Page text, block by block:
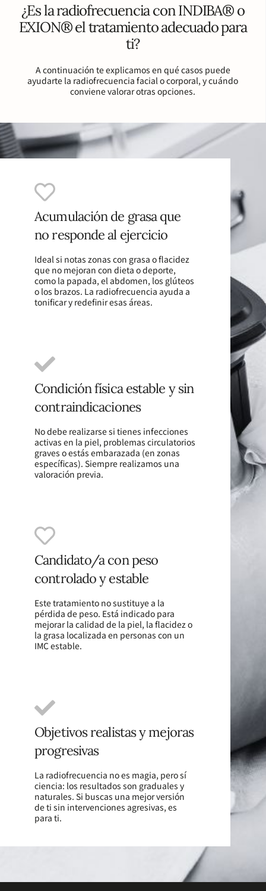
¿Es la radiofrecuencia con INDIBA® o
EXION® el tratamiento adecuado para
ti?
A continuación te explicamos en qué casos puede
ayudarte la radiofrecuencia facial o corporal, y cuándo
conviene valorar otras opciones.
Acumulación de grasa que
no responde al ejercicio
Ideal si notas zonas con grasa o flacidez
que no mejoran con dieta o deporte,
como la papada, el abdomen, los glúteos
o los brazos. La radiofrecuencia ayuda a
tonificar y redefinir esas áreas.
Condición física estable y sin
contraindicaciones
No debe realizarse si tienes infecciones
activas en la piel, problemas circulatorios
graves o estás embarazada (en zonas
específicas). Siempre realizamos una
valoración previa.
Candidato/a con peso
controlado y estable
Este tratamiento no sustituye a la
pérdida de peso. Está indicado para
mejorar la calidad de la piel, la flacidez o
la grasa localizada en personas con un
IMC estable.
Objetivos realistas y mejoras
progresivas
La radiofrecuencia no es magia, pero sí
ciencia: los resultados son graduales y
naturales. Si buscas una mejor versión
de ti sin intervenciones agresivas, es
para ti.